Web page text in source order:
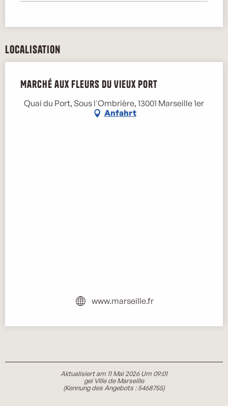
Localisation
Marché aux fleurs du Vieux Port
Quai du Port, Sous l'Ombrière, 13001 Marseille 1er
Anfahrt
www.marseille.fr
Aktualisiert am 11 Mai 2026 Um 09:01
gei Ville de Marseille
(Kennung des Angebots :5468755)